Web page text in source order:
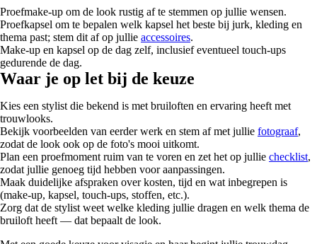
Proefmake-up om de look rustig af te stemmen op jullie wensen.
Proefkapsel om te bepalen welk kapsel het beste bij jurk, kleding en
thema past; stem dit af op jullie accessoires.
Make-up en kapsel op de dag zelf, inclusief eventueel touch-ups
gedurende de dag.
Waar je op let bij de keuze
Kies een stylist die bekend is met bruiloften en ervaring heeft met
trouwlooks.
Bekijk voorbeelden van eerder werk en stem af met jullie fotograaf,
zodat de look ook op de foto's mooi uitkomt.
Plan een proefmoment ruim van te voren en zet het op jullie checklist,
zodat jullie genoeg tijd hebben voor aanpassingen.
Maak duidelijke afspraken over kosten, tijd en wat inbegrepen is
(make-up, kapsel, touch-ups, stoffen, etc.).
Zorg dat de stylist weet welke kleding jullie dragen en welk thema de
bruiloft heeft — dat bepaalt de look.